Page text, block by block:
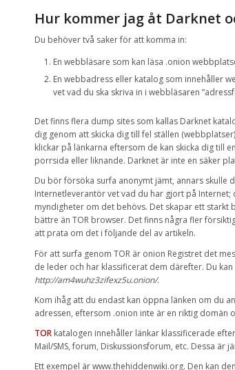
Hur kommer jag åt Darknet
Du behöver två saker för att komma in:
En webbläsare som kan läsa .onion
En webbadress eller katalog som innehåller
vet vad du ska skriva in i webbläsaren ”
Det finns flera dump sites som kallas Darknet
dig genom att skicka dig till fel ställen (webbplatser)
klickar på länkarna eftersom de kan skicka dig till e
porrsida eller liknande. Darknet är inte en säker
Du bör försöka surfa anonymt jämt, annars skulle
Internetleverantörvet vad du har gjort på Internet;
myndigheter om det behövs. Det skapar ett starkt
bättre än TOR browser. Det finns några fler
att prata om det i följande del av artikeln.
För att surfa genom TOR är onion Registret det
de leder och har klassificerat dem därefter. Du kan
http://am4wuhz3zifexz5u.onion/.
Kom ihåg att du endast kan öppna länken om du
adressen, eftersom .onion inte är en riktig domän
TOR katalogen innehåller länkar klassificerade
Mail/SMS,forum, Diskussionsforum, etc. Dessa är
Ett exempel ärwww.thehiddenwiki.org. Den kan den